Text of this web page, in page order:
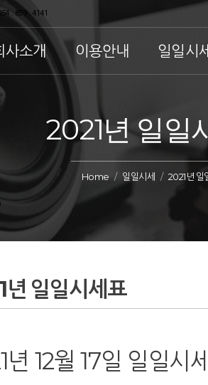
. 859 . 4141
사소개 이용안내 일일시세
2021년 일일
Home 일일시세 2021년 일
일일시세표
년 12월 17일 일일시